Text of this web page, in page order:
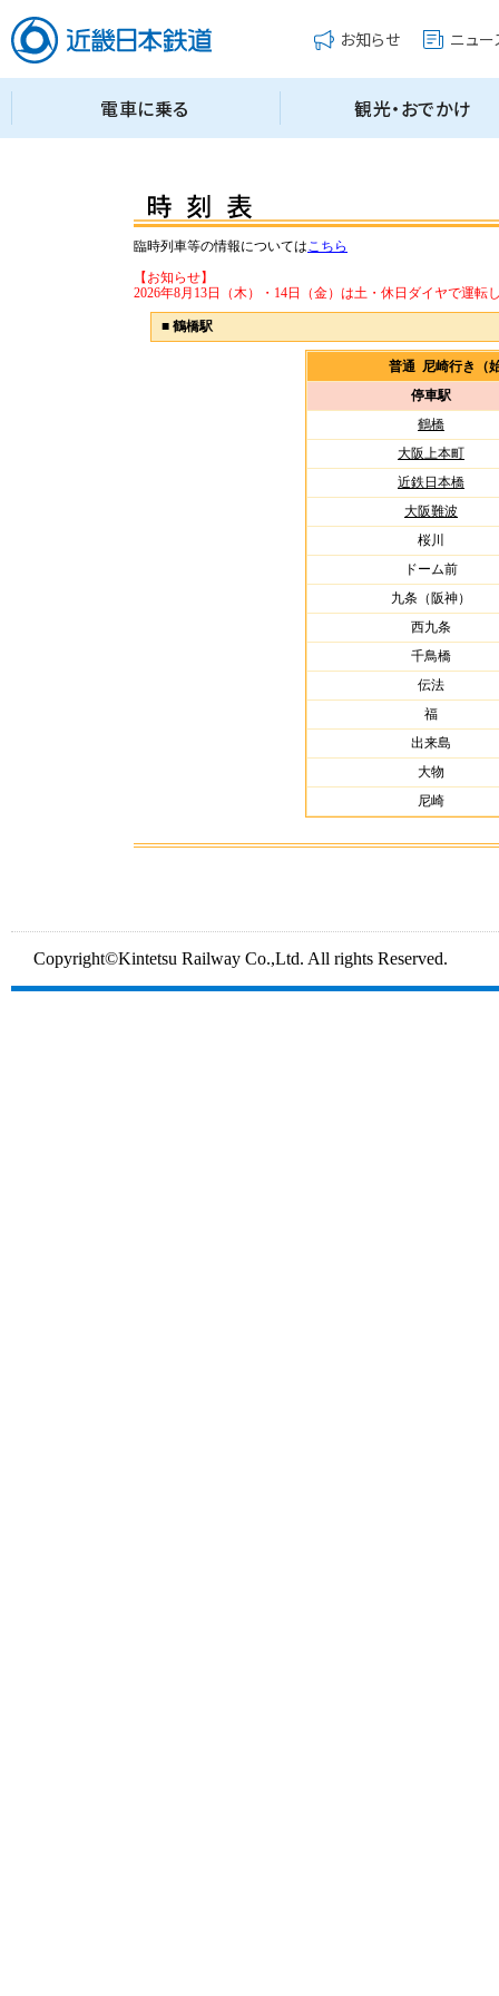
臨時列車等の情報についてはこちら
【お知らせ】
2026年8月13日（木）・14日（金）は土・休日ダイヤで運転
■ 鶴橋駅
普通 尼崎行き（
停車駅
鶴橋
大阪上本町
近鉄日本橋
大阪難波
桜川
ドーム前
九条（阪神）
西九条
千鳥橋
伝法
福
出来島
大物
尼崎